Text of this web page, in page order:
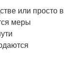
или просто в
меры